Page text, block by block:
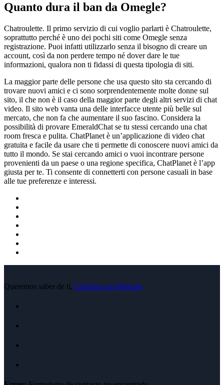
Quanto dura il ban da Omegle?
Chatroulette. Il primo servizio di cui voglio parlarti è Chatroulette,
soprattutto perché è uno dei pochi siti come Omegle senza
registrazione. Puoi infatti utilizzarlo senza il bisogno di creare un
account, così da non perdere tempo né dover dare le tue
informazioni, qualora non ti fidassi di questa tipologia di siti.
La maggior parte delle persone che usa questo sito sta cercando di
trovare nuovi amici e ci sono sorprendentemente molte donne sul
sito, il che non è il caso della maggior parte degli altri servizi di chat
video. Il sito web vanta una delle interfacce utente più belle sul
mercato, che non fa che aumentare il suo fascino. Considera la
possibilità di provare EmeraldChat se tu stessi cercando una chat
room fresca e pulita. ChatPlanet è un’applicazione di video chat
gratuita e facile da usare che ti permette di conoscere nuovi amici da
tutto il mondo. Se stai cercando amici o vuoi incontrare persone
provenienti da un paese o una regione specifica, ChatPlanet è l’app
giusta per te. Ti consente di connetterti con persone casuali in base
alle tue preferenze e interessi.
Queremos saber de tí, Envíanos un Mensaje